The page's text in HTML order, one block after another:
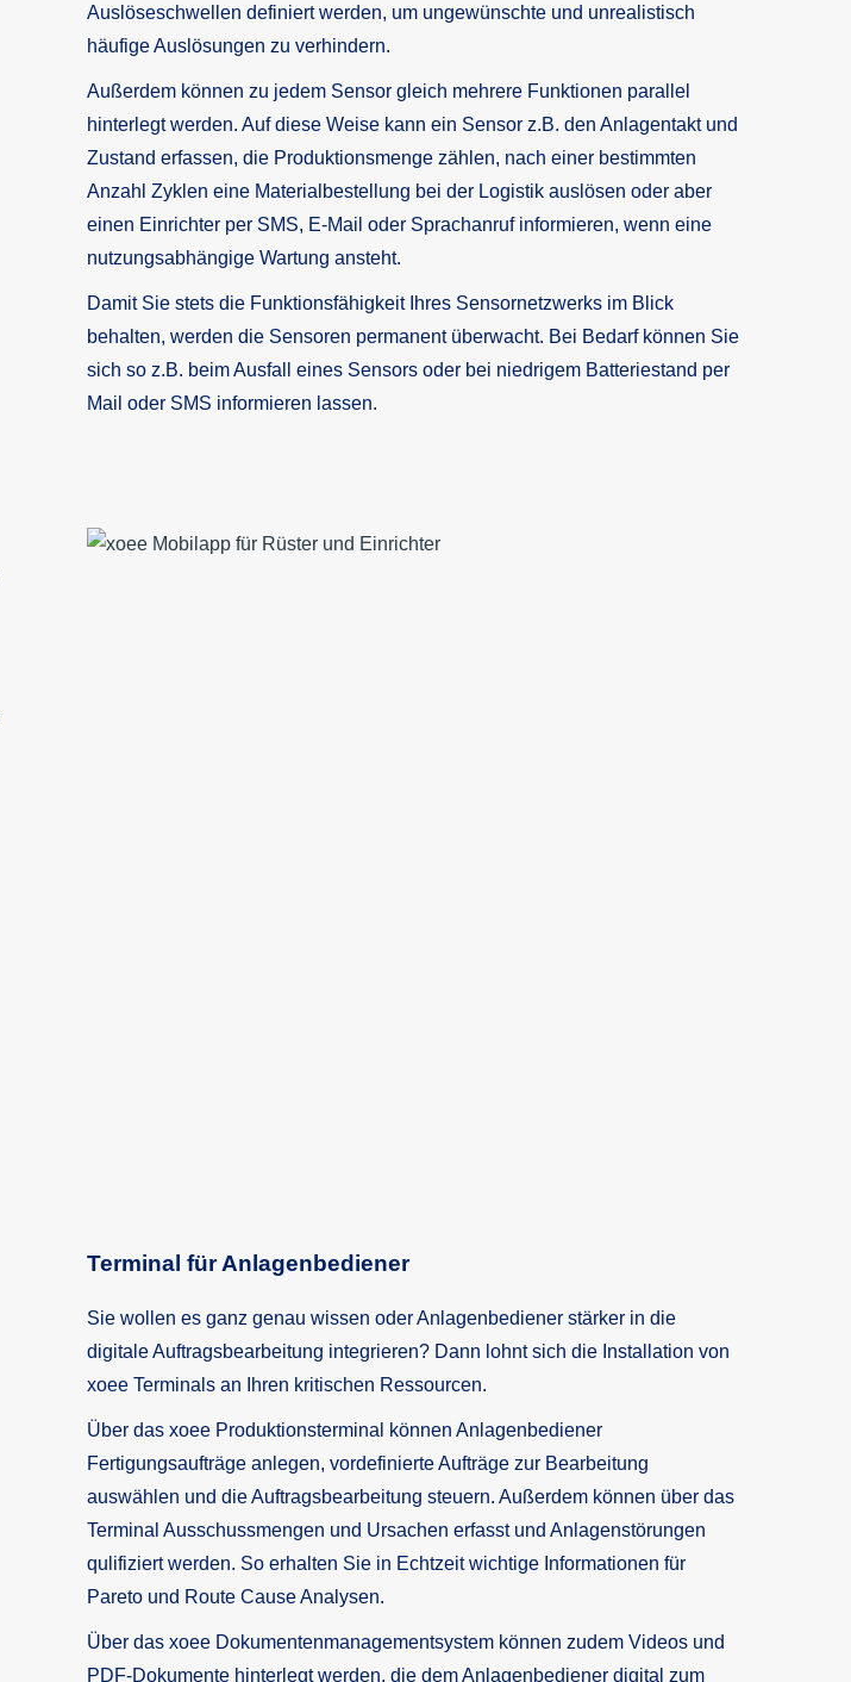
Auslöseschwellen definiert werden, um ungewünschte und unrealistisch
häufige Auslösungen zu verhindern.
Außerdem können zu jedem Sensor gleich mehrere Funktionen parallel
hinterlegt werden. Auf diese Weise kann ein Sensor z.B. den Anlagentakt und
Zustand erfassen, die Produktionsmenge zählen, nach einer bestimmten
Anzahl Zyklen eine Materialbestellung bei der Logistik auslösen oder aber
einen Einrichter per SMS, E-Mail oder Sprachanruf informieren, wenn eine
nutzungsabhängige Wartung ansteht.
Damit Sie stets die Funktionsfähigkeit Ihres Sensornetzwerks im Blick
behalten, werden die Sensoren permanent überwacht. Bei Bedarf können Sie
sich so z.B. beim Ausfall eines Sensors oder bei niedrigem Batteriestand per
Mail oder SMS informieren lassen.
Terminal für Anlagenbediener
Sie wollen es ganz genau wissen oder Anlagenbediener stärker in die
digitale Auftragsbearbeitung integrieren? Dann lohnt sich die Installation von
xoee Terminals an Ihren kritischen Ressourcen.
Über das xoee Produktionsterminal können Anlagenbediener
Fertigungsaufträge anlegen, vordefinierte Aufträge zur Bearbeitung
auswählen und die Auftragsbearbeitung steuern. Außerdem können über das
Terminal Ausschussmengen und Ursachen erfasst und Anlagenstörungen
qulifiziert werden. So erhalten Sie in Echtzeit wichtige Informationen für
Pareto und Route Cause Analysen.
Über das xoee Dokumentenmanagementsystem können zudem Videos und
PDF-Dokumente hinterlegt werden, die dem Anlagenbediener digital zum